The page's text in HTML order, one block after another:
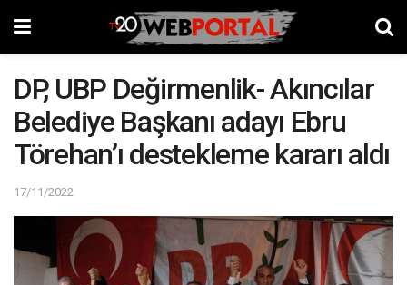
DP, UBP Değirmenlik- Akıncılar
Belediye Başkanı adayı Ebru
Törehan’ı destekleme kararı aldı
17/11/2022